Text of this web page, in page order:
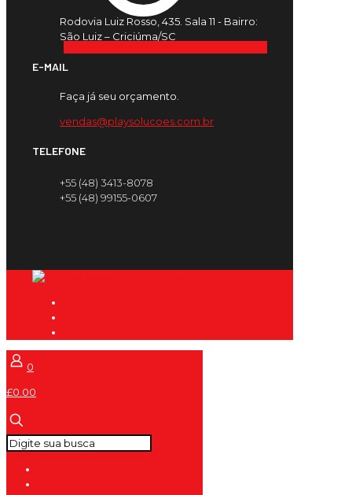
Rodovia Luiz Rosso, 435. Sala 11 - Bairro:
São Luiz – Criciúma/SC
E-MAIL
Faça já seu orçamento.
vendas@playsolucoes.com.br
TELEFONE
+55 (48) 3413-8078
+55 (48) 99155-0607
0
£0.00